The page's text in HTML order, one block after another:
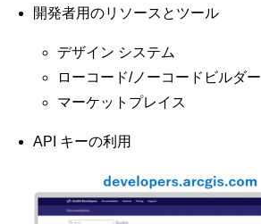
開発者用のリソースとツール
デザイン システム
ローコード/ノーコードビルダー
マーケットプレイス
API キーの利用